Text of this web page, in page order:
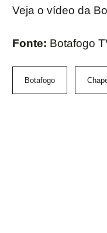
Veja o vídeo da
Fonte: Botafogo
Botafogo